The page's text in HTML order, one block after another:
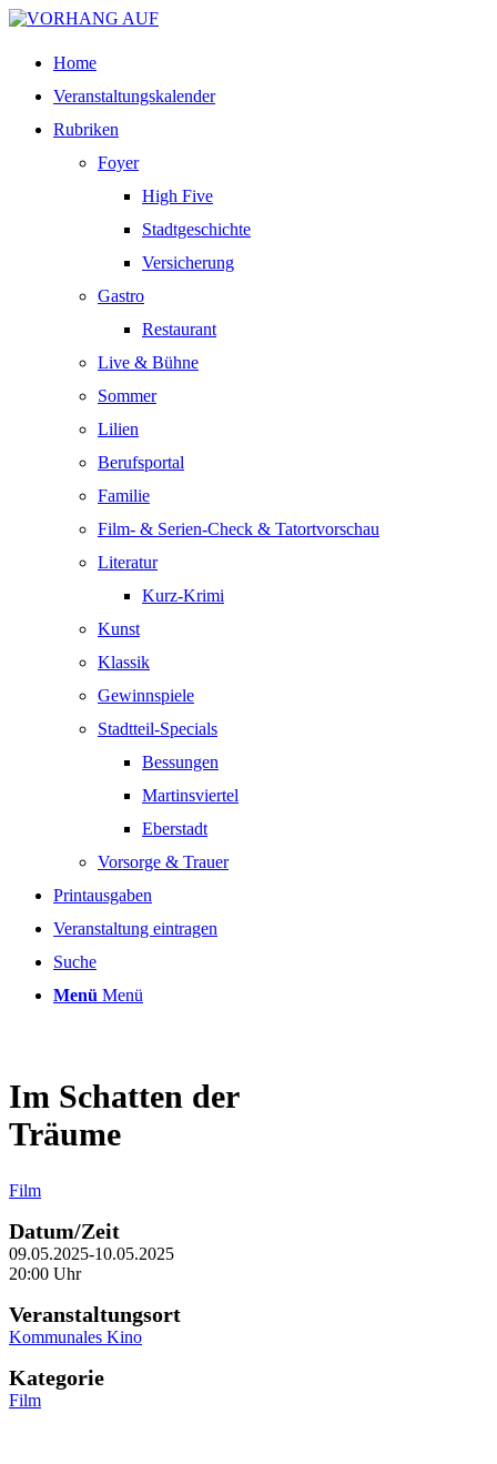
Home
Veranstaltungskalender
Rubriken
Foyer
High Five
Stadtgeschichte
Versicherung
Gastro
Restaurant
Live & Bühne
Sommer
Lilien
Berufsportal
Familie
Film- & Serien-Check & Tatortvorschau
Literatur
Kurz-Krimi
Kunst
Klassik
Gewinnspiele
Stadtteil-Specials
Bessungen
Martinsviertel
Eberstadt
Vorsorge & Trauer
Printausgaben
Veranstaltung eintragen
Suche
Menü Menü
Im Schatten der
Träume
Film
Datum/Zeit
09.05.2025-10.05.2025
20:00 Uhr
Veranstaltungsort
Kommunales Kino
Kategorie
Film